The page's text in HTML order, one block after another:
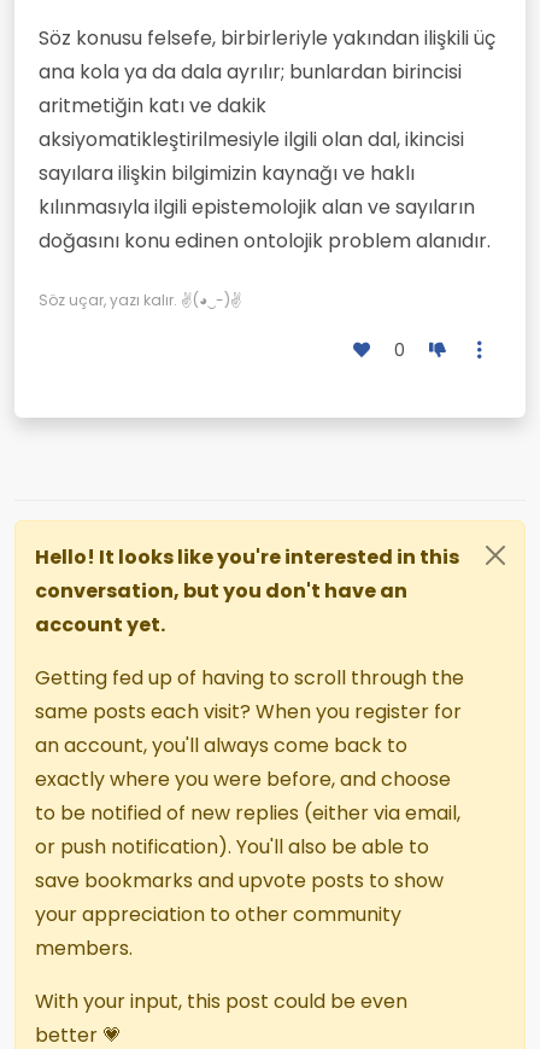
Söz konusu felsefe, birbirleriyle yakından ilişkili üç
ana kola ya da dala ayrılır; bunlardan birincisi
aritmetiğin katı ve dakik
aksiyomatikleştirilmesiyle ilgili olan dal, ikincisi
sayılara ilişkin bilgimizin kaynağı ve haklı
kılınmasıyla ilgili epistemolojik alan ve sayıların
doğasını konu edinen ontolojik problem alanıdır.
Söz uçar, yazı kalır. ✌(◕‿-)✌
0
Hello! It looks like you're interested in this
conversation, but you don't have an
account yet.
Getting fed up of having to scroll through the
same posts each visit? When you register for
an account, you'll always come back to
exactly where you were before, and choose
to be notified of new replies (either via email,
or push notification). You'll also be able to
save bookmarks and upvote posts to show
your appreciation to other community
members.
With your input, this post could be even
better 💗